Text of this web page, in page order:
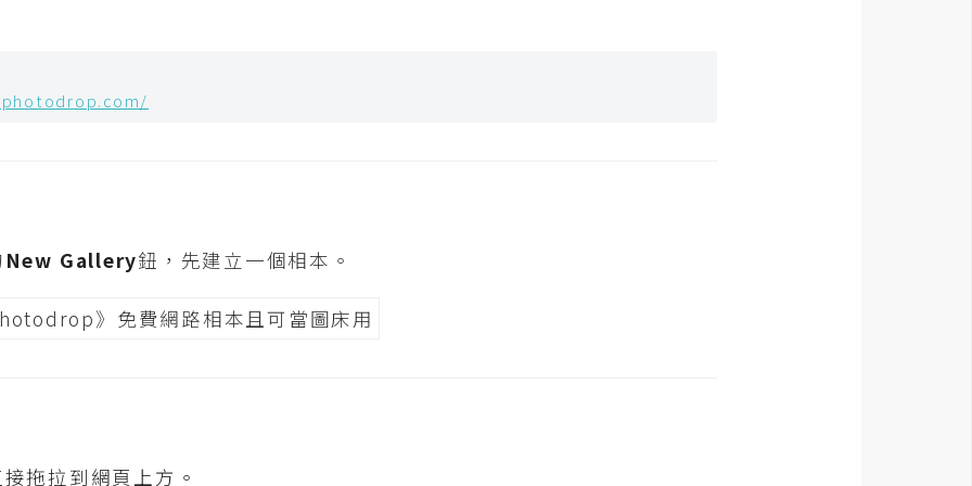
New Gallery鈕，先建立一個相本。
拖拉到網頁上方。